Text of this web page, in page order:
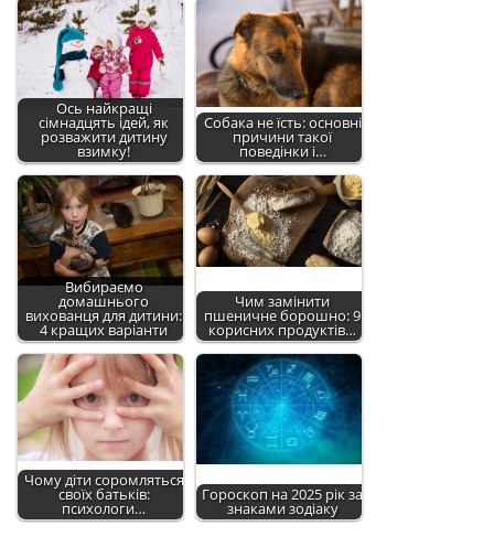
Ось найкращі
сімнадцять ідей, як
розважити дитину
взимку!
Собака не їсть: основні
причини такої
поведінки і…
Вибираємо
домашнього
вихованця для дитини:
4 кращих варіанти
Чим замінити
пшеничне борошно: 9
корисних продуктів…
Чому діти соромляться
своїх батьків:
психологи…
Гороскоп на 2025 рік за
знаками зодіаку